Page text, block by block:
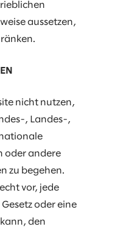
aussetzen,
nicht nutzen,
, Landes-,
oder andere
zu begehen.
vor, jede
oder eine
den